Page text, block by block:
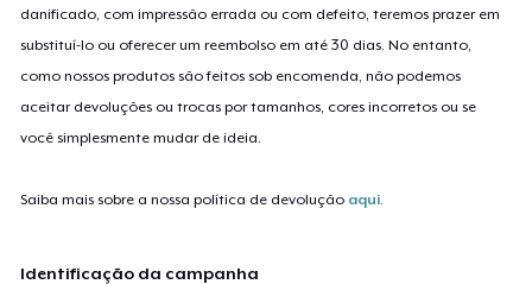
danificado, com impressão errada ou com defeito, teremos prazer em
substituí-lo ou oferecer um reembolso em até 30 dias. No entanto,
como nossos produtos são feitos sob encomenda, não podemos
aceitar devoluções ou trocas por tamanhos, cores incorretos ou se
você simplesmente mudar de ideia.
Saiba mais sobre a nossa política de devolução aqui
Identificação da campanha